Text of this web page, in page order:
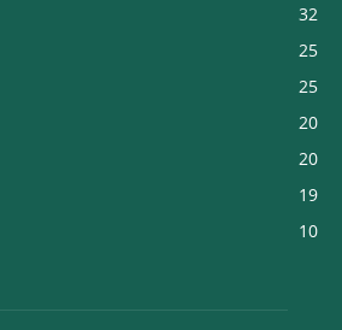
32
25
25
20
20
19
10